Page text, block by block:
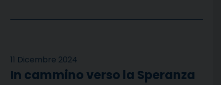
11 Dicembre 2024
In cammino verso la Speranza